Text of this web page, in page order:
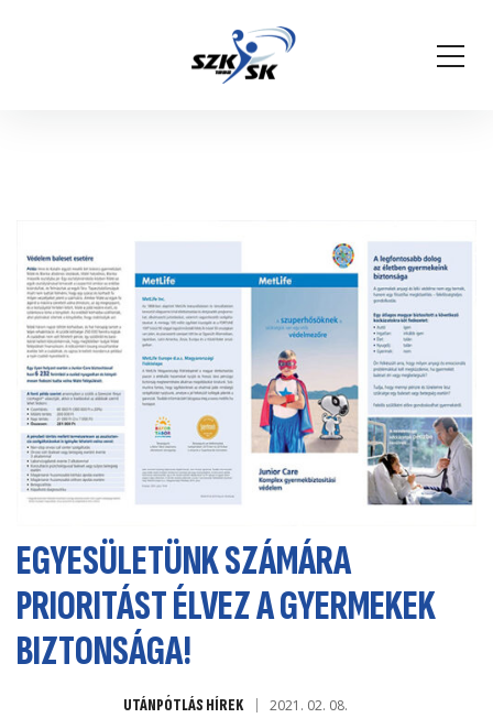
EGYESÜLETÜNK SZÁMÁRA
PRIORITÁST ÉLVEZ A GYERMEKEK
BIZTONSÁGA!
UTÁNPÓTLÁS HÍREK 2021. 02. 08.